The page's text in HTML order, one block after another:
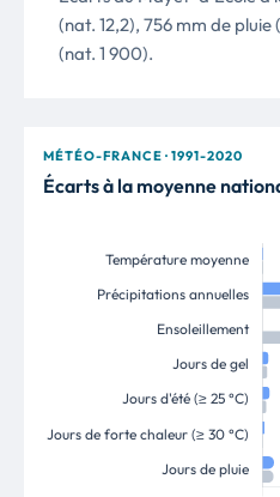
(nat. 12,2), 756 mm de
(nat. 1 900).
MÉTÉO-FRANCE · 1991-2020
Écarts à la moyenne